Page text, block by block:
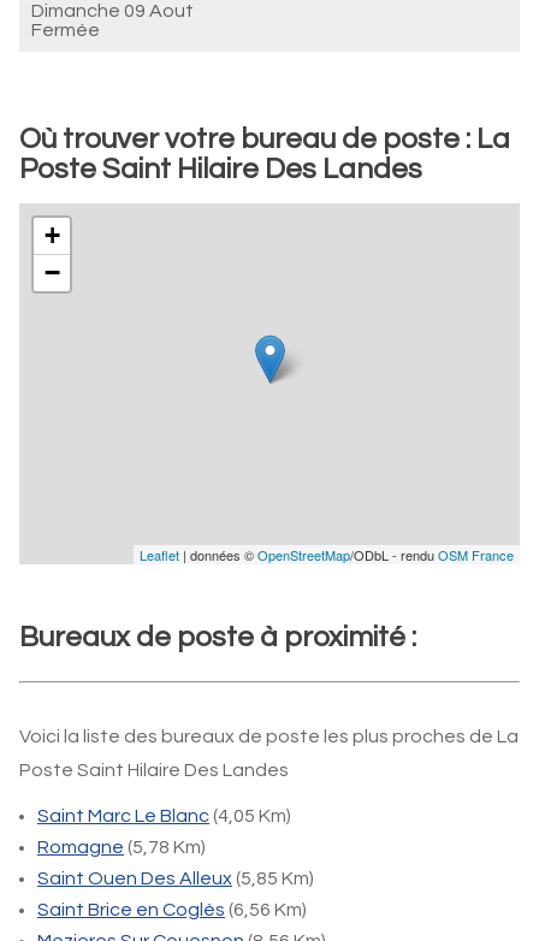
Dimanche 09 Aout
Fermée
Où trouver votre bureau de poste : La
Poste Saint Hilaire Des Landes
+
−
Leaflet | données ©OpenStreetMap/ODbL - renduOSM France
Bureaux de poste à proximité :
Voici la liste des bureaux de poste les plus proches de La
Poste Saint Hilaire Des Landes
Saint Marc Le Blanc(4,05 Km)
Romagne (5,78 Km)
Saint Ouen Des Alleux(5,85 Km)
Saint Brice en Coglès (6,56 Km)